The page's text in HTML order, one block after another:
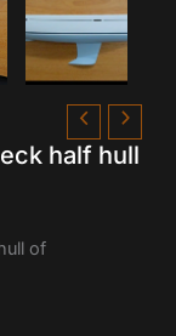
half hull
of